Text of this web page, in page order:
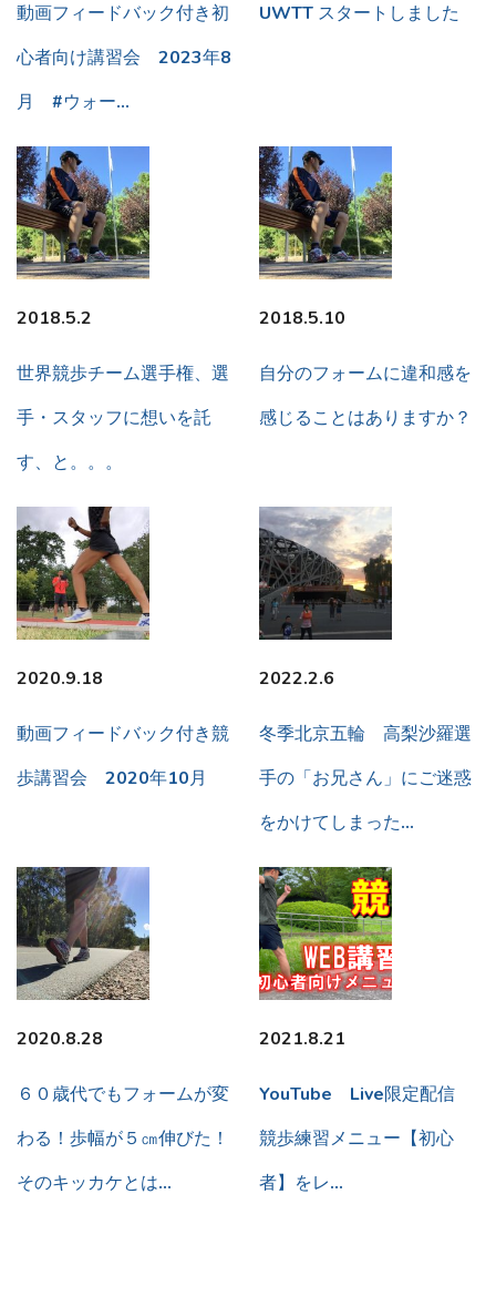
動画フィードバック付き初
心者向け講習会 2023年8
月 #ウォー…
UWTT スタートしました
2018.5.2
世界競歩チーム選手権、選
手・スタッフに想いを託
す、と。。。
2018.5.10
自分のフォームに違和感を
感じることはありますか？
2020.9.18
動画フィードバック付き競
歩講習会 2020年10月
2022.2.6
冬季北京五輪 高梨沙羅選
手の「お兄さん」にご迷惑
をかけてしまった…
2020.8.28
６０歳代でもフォームが変
わる！歩幅が５㎝伸びた！
そのキッカケとは…
2021.8.21
YouTube Live限定配信
競歩練習メニュー【初心
者】をレ…